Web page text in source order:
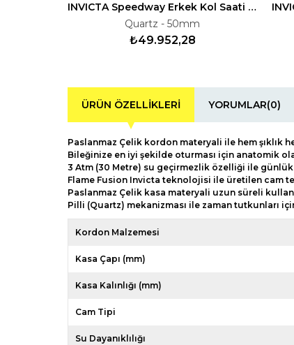
INVICTA Speedway Erkek Kol Saati 136686
Quartz - 50mm
₺49.952,28
ÜRÜN ÖZELLIKLERI YORUMLAR(0)
Paslanmaz Çelik kordon materyali ile hem şıklık
Bileğinize en iyi şekilde oturması için anatomik
3 Atm (30 Metre) su geçirmezlik özelliği ile günlük
Flame Fusion Invicta teknolojisi ile üretilen cam
Paslanmaz Çelik kasa materyali uzun süreli
Pilli (Quartz) mekanizması ile zaman tutkunları
Kordon Malzemesi
Kasa Çapı (mm)
Kasa Kalınlığı (mm)
Cam Tipi
Su Dayanıklılığı